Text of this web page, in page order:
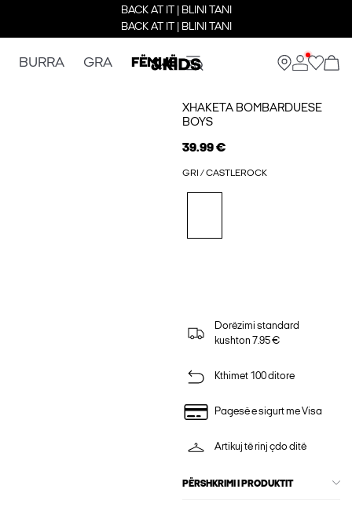
BACK AT IT | BLINI TANI
BACK AT IT | BLINI TANI
BURRA GRA FËMIJË
XHAKETA BOMBARDUESE
BOYS
39.99 €
GRI / CASTLEROCK
Dorëzimi standard
kushton 7.95 €
Kthimet 100 ditore
Pagesë e sigurt me Visa
Artikuj të rinj çdo ditë
PËRSHKRIMI I PRODUKTIT